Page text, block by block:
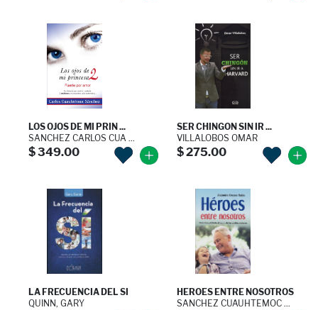
LOS OJOS DE MI PRIN ...
SANCHEZ CARLOS CUA ...
$ 349.00
SER CHINGON SIN IR ...
VILLALOBOS OMAR
$ 275.00
LA FRECUENCIA DEL SI
QUINN, GARY
HEROES ENTRE NOSOTROS
SANCHEZ CUAUHTEMOC ...